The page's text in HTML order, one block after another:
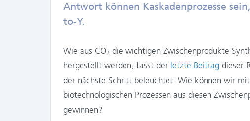
Antwort können Kaskadenprozesse
to-Y.
Wie aus CO2 die wichtigen Zwischenprodukte
hergestellt werden, fasst der letzte Beitrag dieser
der nächste Schritt beleuchtet: Wie können wir
biotechnologischen Prozessen aus diesen
gewinnen?